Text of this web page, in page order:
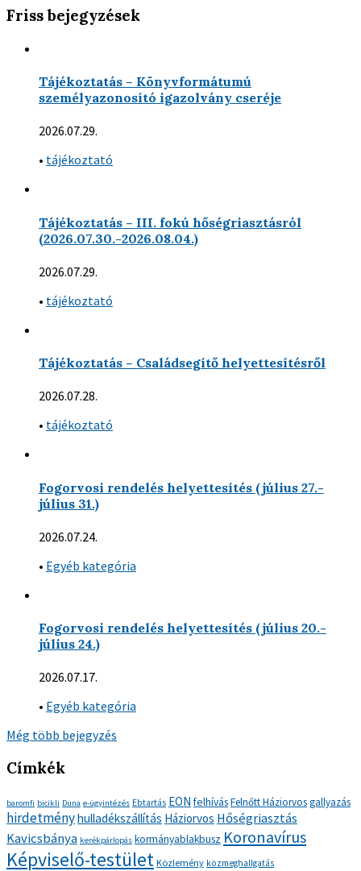
Friss bejegyzések
Tájékoztatás – Könyvformátumú
személyazonosító igazolvány cseréje
2026.07.29.
• tájékoztató
Tájékoztatás – III. fokú hőségriasztásról
(2026.07.30.-2026.08.04.)
2026.07.29.
• tájékoztató
Tájékoztatás – Családsegítő helyettesítésről
2026.07.28.
• tájékoztató
Fogorvosi rendelés helyettesítés (július 27.-
július 31.)
2026.07.24.
• Egyéb kategória
Fogorvosi rendelés helyettesítés (július 20.-
július 24.)
2026.07.17.
• Egyéb kategória
Még több bejegyzés
Címkék
baromfi bicikli Duna e-ügyintézés Ebtartás EON felhívásFelnőtt Háziorvosgallyazás
hirdetményhulladékszállítás Háziorvos Hőségriasztás
Kavicsbánya kerékpárlopás kormányablakbusz Koronavírus
Képviselő-testület Közlemény közmeghallgatás